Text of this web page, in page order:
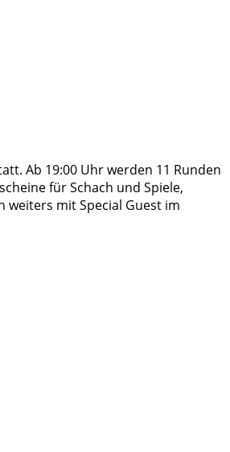
Ab 19:00 Uhr werden 11 Runden
für Schach und Spiele,
weiters mit Special Guest im